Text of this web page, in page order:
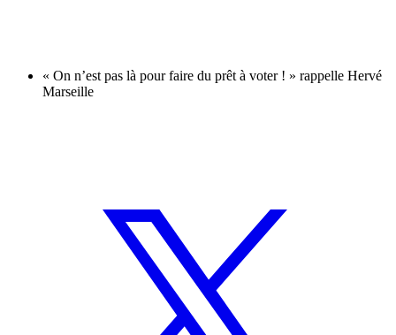
« On n’est pas là pour faire du prêt à voter ! » rappelle Hervé
Marseille